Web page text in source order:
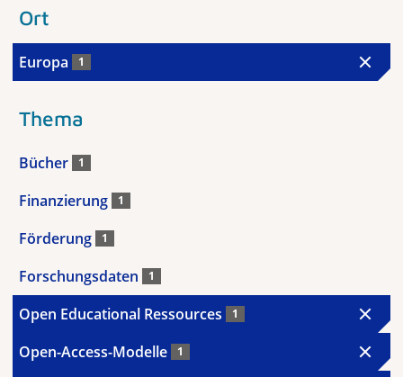
Ort
Europa 1
Thema
Bücher 1
Finanzierung 1
Förderung 1
Forschungsdaten 1
Open Educational Ressources 1
Open-Access-Modelle 1